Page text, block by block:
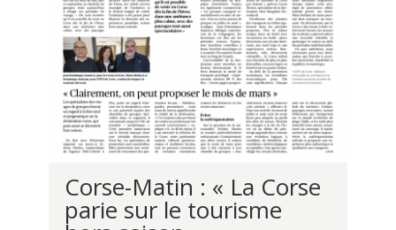
Corse-Matin : « La Corse
parie sur le tourisme